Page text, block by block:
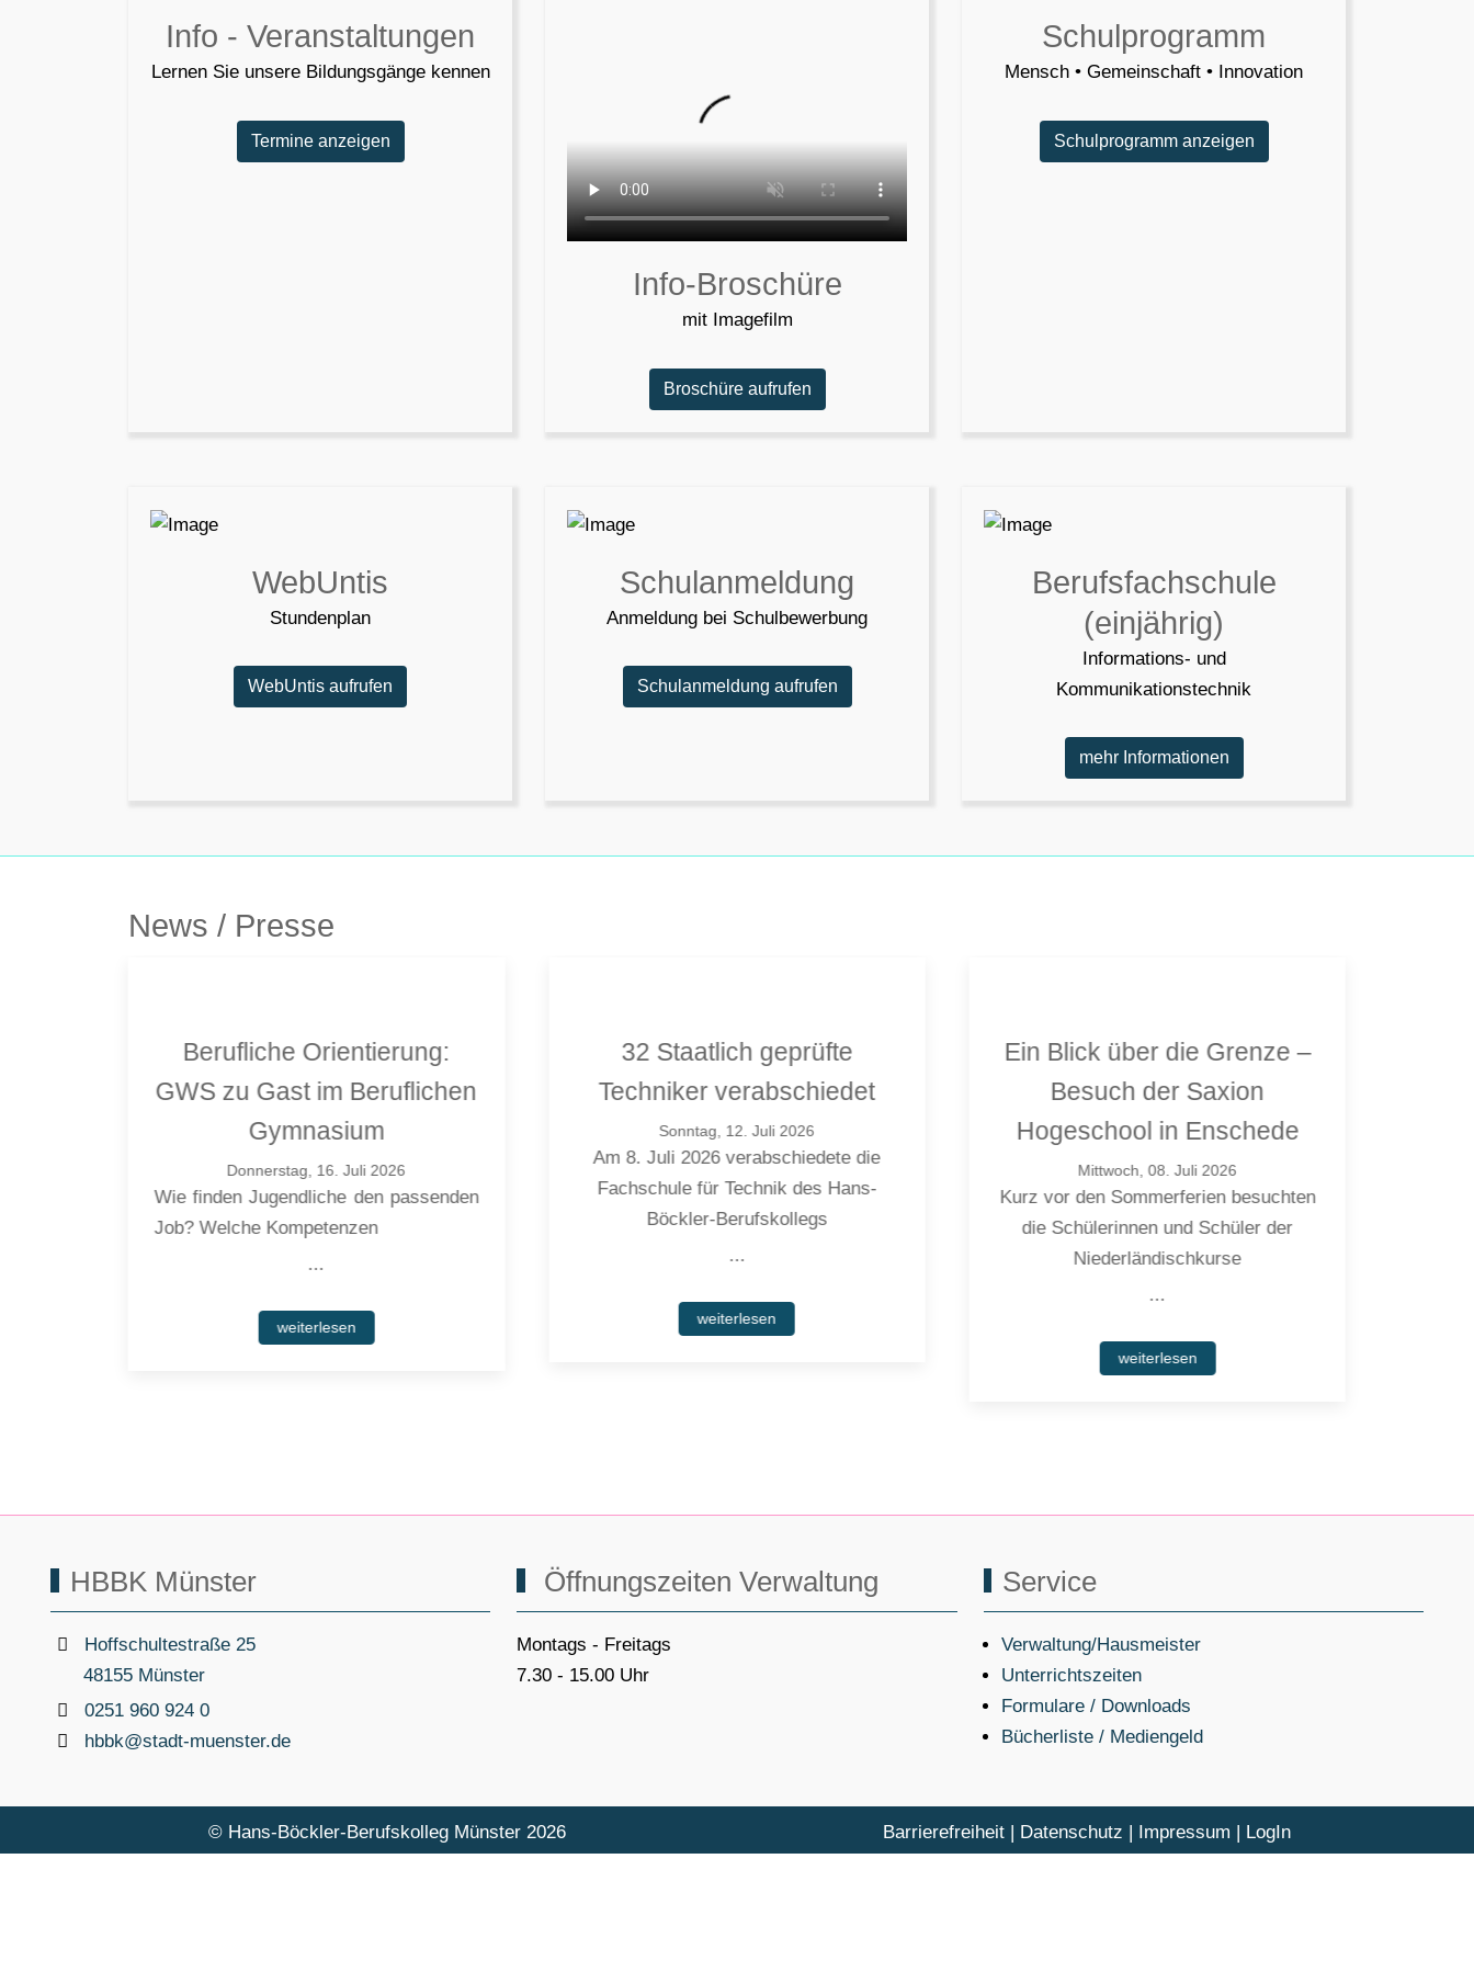
Info - Veranstaltungen
Lernen Sie unsere Bildungsgänge kennen
Termine anzeigen
Info-Broschüre
mit Imagefilm
Broschüre aufrufen
Schulprogramm
Mensch • Gemeinschaft • Innovation
Schulprogramm anzeigen
WebUntis
Stundenplan
WebUntis aufrufen
Schulanmeldung
Anmeldung bei Schulbewerbung
Schulanmeldung aufrufen
Berufsfachschule
(einjährig)
Informations- und
Kommunikationstechnik
mehr Informationen
News / Presse
Berufliche Orientierung:
GWS zu Gast im Beruflichen
Gymnasium
Donnerstag, 16. Juli 2026
Wie finden Jugendliche den passenden
Job? Welche Kompetenzen
...
weiterlesen
32 Staatlich geprüfte
Techniker verabschiedet
Sonntag, 12. Juli 2026
Am 8. Juli 2026 verabschiedete die
Fachschule für Technik des Hans-
Böckler-Berufskollegs
...
weiterlesen
Ein Blick über die Grenze –
Besuch der Saxion
Hogeschool in Enschede
Mittwoch, 08. Juli 2026
Kurz vor den Sommerferien besuchten
die Schülerinnen und Schüler der
Niederländischkurse
...
weiterlesen
HBBK Münster
Hoffschultestraße 25
48155 Münster
0251 960 924 0
hbbk@stadt-muenster.de
Öffnungszeiten Verwaltung
Montags - Freitags
7.30 - 15.00 Uhr
Service
Verwaltung/Hausmeister
Unterrichtszeiten
Formulare / Downloads
Bücherliste / Mediengeld
© Hans-Böckler-Berufskolleg Münster 2026 Barrierefreiheit | Datenschutz | Impressum | LogIn